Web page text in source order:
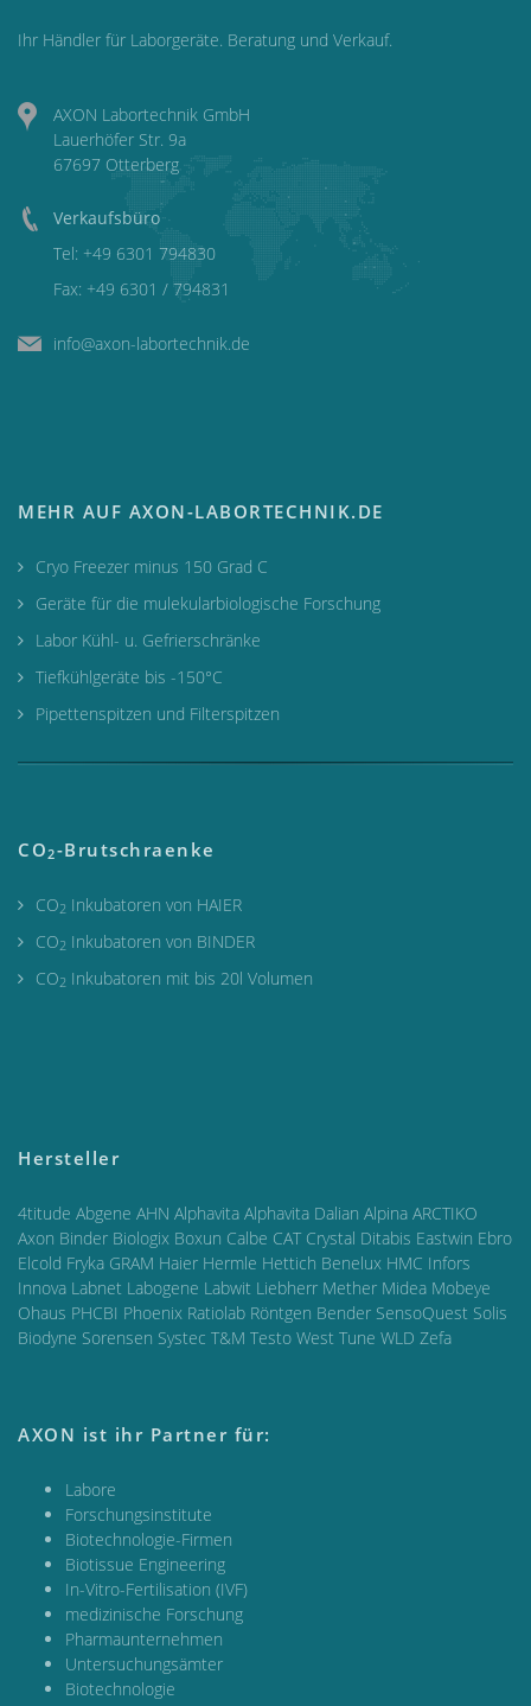
Ihr Händler für Laborgeräte. Beratung und Verkauf.
AXON Labortechnik GmbH
Lauerhöfer Str. 9a
67697 Otterberg
Verkaufsbüro
Tel: +49 6301 794830
Fax: +49 6301 / 794831
info@axon-labortechnik.de
MEHR AUF AXON-LABORTECHNIK.DE
Cryo Freezer minus 150 Grad C
Geräte für die mulekularbiologische Forschung
Labor Kühl- u. Gefrierschränke
Tiefkühlgeräte bis -150°C
Pipettenspitzen und Filterspitzen
CO2-Brutschraenke
CO2 Inkubatoren von HAIER
CO2 Inkubatoren von BINDER
CO2 Inkubatoren mit bis 20l Volumen
Hersteller
4titude Abgene AHN Alphavita Alphavita Dalian Alpina ARCTIKO
Axon Binder Biologix Boxun Calbe CAT Crystal Ditabis Eastwin Ebro
Elcold Fryka GRAM Haier Hermle Hettich Benelux HMC Infors
Innova Labnet Labogene Labwit Liebherr Mether Midea Mobeye
Ohaus PHCBI Phoenix Ratiolab Röntgen Bender SensoQuest Solis
Biodyne Sorensen Systec T&M Testo West Tune WLD Zefa
AXON ist ihr Partner für:
Labore
Forschungsinstitute
Biotechnologie-Firmen
Biotissue Engineering
In-Vitro-Fertilisation (IVF)
medizinische Forschung
Pharmaunternehmen
Untersuchungsämter
Biotechnologie